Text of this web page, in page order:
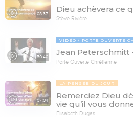
08:37
Dieu achèvera ce
Stève Rivière
50:40
VIDÉO PORTE OUVERTE
Jean Peterschmitt
Porte Ouverte Chrétienne
07:04
LA PENSÉE DU JOUR
Remerciez Dieu
vie qu’il vous
Elisabeth Dugas